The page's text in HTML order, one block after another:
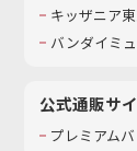
キッザニア
バンダイミ
公式通販サ
プレミアム